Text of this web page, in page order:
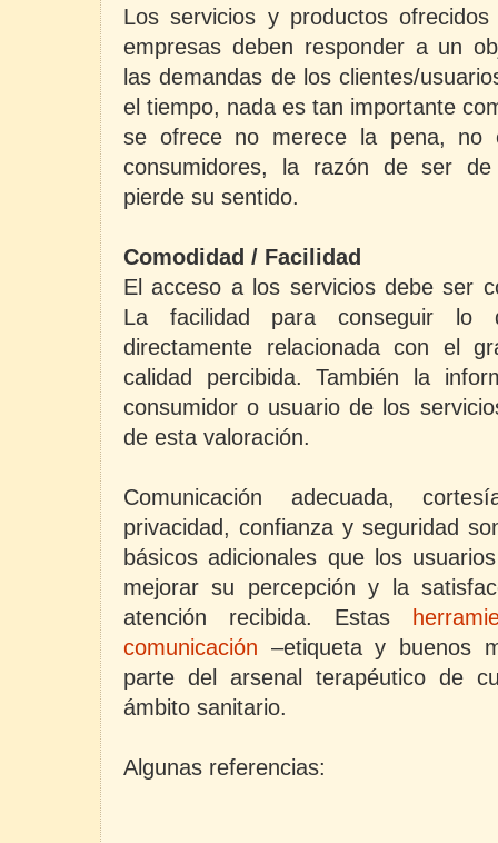
Los servicios y productos
empresas deben responder a un
las demandas de los clientes/
el tiempo, nada es tan importante
se ofrece no merece la pena,
consumidores, la razón de ser de
pierde su sentido.
Comodidad / Facilidad
El acceso a los servicios debe ser
La facilidad para conseguir lo
directamente relacionada con el
calidad percibida. También la
consumidor o usuario de los
de esta valoración.
Comunicación adecuada,
privacidad, confianza y seguridad
básicos adicionales que los
mejorar su percepción y la
atención recibida. Estas
comunicación –etiqueta y buenos
parte del arsenal terapéutico de
ámbito sanitario.
Algunas referencias: